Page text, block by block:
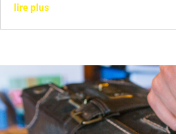
lire plus